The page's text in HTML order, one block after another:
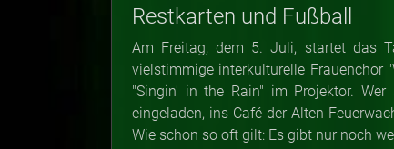
Restkarten und Fußball
Am Freitag, dem 5. Juli, startet das
vielstimmige interkulturelle Frauenchor
"Singin' in the Rain" im Projektor.
eingeladen, ins Café der Alten
Wie schon so oft gilt: Es gibt nur noch